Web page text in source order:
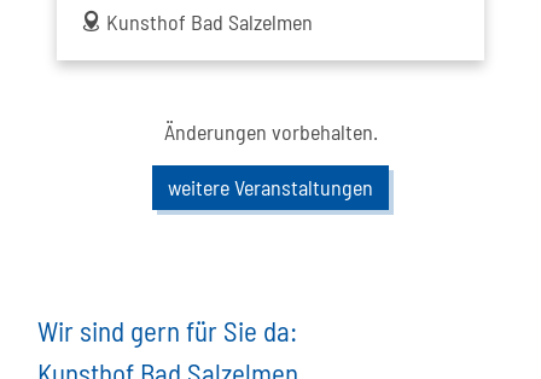
address
Kunsthof Bad Salzelmen
Änderungen vorbehalten.
weitere Veranstaltungen
Wir sind gern für Sie da: